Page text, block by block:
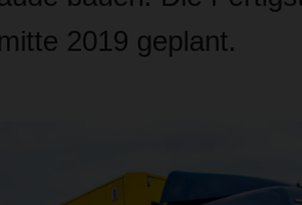
2019 geplant.